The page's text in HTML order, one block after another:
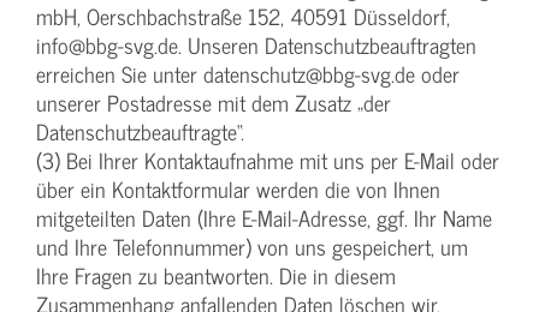
mbH, Oerschbachstraße 152, 40591 Düsseldorf,
info@bbg-svg.de. Unseren Datenschutzbeauftragten
erreichen Sie unter datenschutz@bbg-svg.de oder
unserer Postadresse mit dem Zusatz „der
Datenschutzbeauftragte“.
(3) Bei Ihrer Kontaktaufnahme mit uns per E-Mail oder
über ein Kontaktformular werden die von Ihnen
mitgeteilten Daten (Ihre E-Mail-Adresse, ggf. Ihr Name
und Ihre Telefonnummer) von uns gespeichert, um
Ihre Fragen zu beantworten. Die in diesem
Zusammenhang anfallenden Daten löschen wir,